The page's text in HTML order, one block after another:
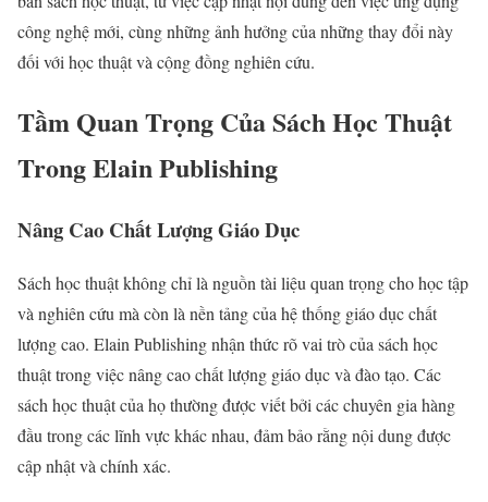
công nghệ mới, cùng những ảnh hưởng của những thay đổi này
đối với học thuật và cộng đồng nghiên cứu.
Tầm Quan Trọng Của Sách Học Thuật
Trong Elain Publishing
Nâng Cao Chất Lượng Giáo Dục
Sách học thuật không chỉ là nguồn tài liệu quan trọng cho học tập
và nghiên cứu mà còn là nền tảng của hệ thống giáo dục chất
lượng cao. Elain Publishing nhận thức rõ vai trò của sách học
thuật trong việc nâng cao chất lượng giáo dục và đào tạo. Các
sách học thuật của họ thường được viết bởi các chuyên gia hàng
đầu trong các lĩnh vực khác nhau, đảm bảo rằng nội dung được
cập nhật và chính xác.